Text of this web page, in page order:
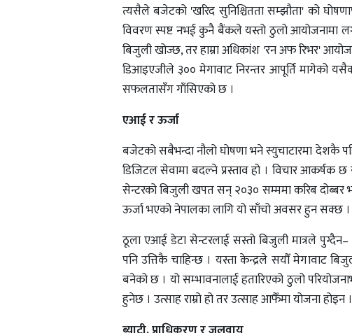
त्यसैले बजेटको 'खरिद सुनिश्चितता सम्झौता' को
विवरण स्पष्ट नभई कुनै बैंकले यस्तो ठुलो आयोजनामा
बिजुली खोज्छ, तर हाम्रा अधिकांश 'रन अफ रिभर'
डिआइएजीले ३०० मेगावाट निरन्तर आपूर्ति मागेको
सफलतासँग गाँसिएको छ ।
एआई र ऊर्जा
बजेटको सबैभन्दा नौलो घोषणा भने स्युचाटारमा देशकै
डिजिटल सेवामा बदल्ने प्रस्ताव हो । विचार आकर्षक छ
सेन्टरको बिजुली खपत सन् २०३० सम्ममा करिब
ऊर्जा भएको नेपालका लागि यो साँचो अवसर हुन सक्छ
ठूला एआई डेटा सेन्टरलाई सस्तो बिजुली मात्रले पुग्दैन–
पनि उत्तिकै चाहिन्छ । यस्ता केन्द्रले सयौँ मेगावाट
बनेको छ । यो सम्भावनालाई हतारिएको ठुलो
हुनेछ । उत्साह राम्रो हो तर उत्साह आफैँमा योजना होइन ।